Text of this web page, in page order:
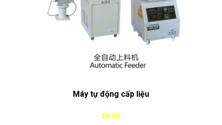
Máy tự động cấp liệu
$0.00